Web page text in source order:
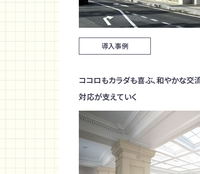
導入事例
ココロもカラダも喜ぶ、和やかな
対応が支えていく